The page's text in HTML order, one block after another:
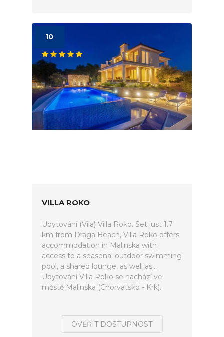
10
VILLA ROKO
Ubytování (Vila) Villa Roko. Set just 1.7
km from Draga Beach, Villa Roko offers
accommodation in Malinska with
access to a seasonal outdoor swimming
pool, a shared lounge, as well as...
Ubytování Villa Roko se nachází ve
městě Malinska (Chorvatsko - Krk).
OVĚŘIT DOSTUPNOST